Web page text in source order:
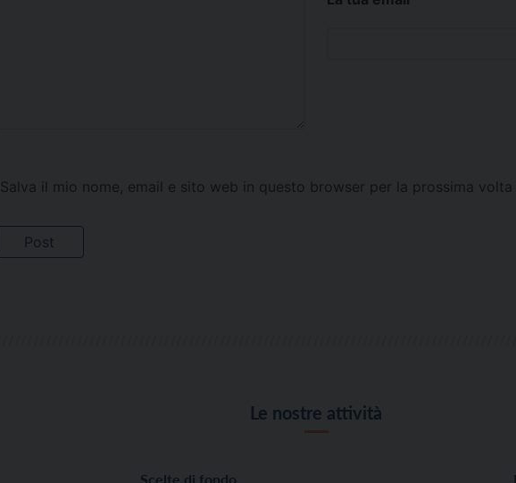
Salva il mio nome, email e sito web in questo browser per la prossima
Le nostre attività
Scelte di fondo